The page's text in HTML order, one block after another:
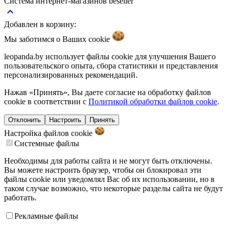
keyboard_arrow_up
Добавлен в корзину:
Мы заботимся о Ваших cookie
leopanda.by использует файлы cookie для улучшения Вашего
пользовательского опыта, сбора статистики и представления
персонализированных рекомендаций.
Нажав «Принять», Вы даете согласие на обработку файлов
cookie в соответствии с Политикой обработки файлов cookie.
Отклонить Настроить Принять
Настройка файлов cookie
Системные файлы
Необходимы для работы сайта и не могут быть отключены.
Вы можете настроить браузер, чтобы он блокировал эти
файлы cookie или уведомлял Вас об их использовании, но в
таком случае возможно, что некоторые разделы сайта не будут
работать.
Рекламные файлы